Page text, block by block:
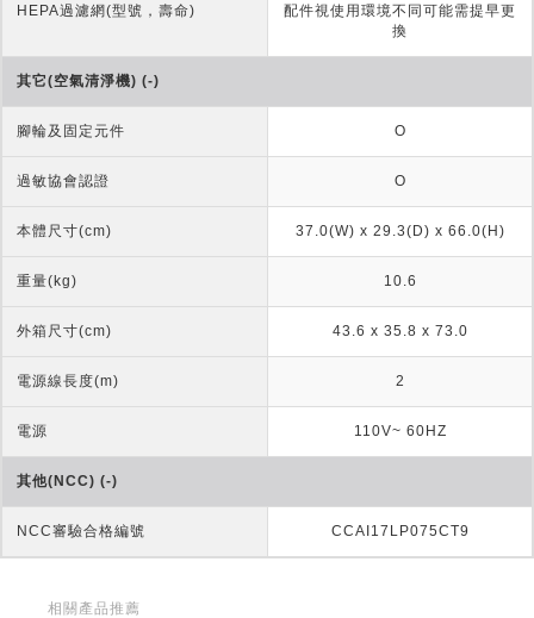
HEPA過濾網(型號，壽命)
配件視使用環境不同可能需提早更
換
其它(空氣清淨機) (-)
腳輪及固定元件 O
過敏協會認證 O
本體尺寸(cm) 37.0(W) x 29.3(D) x 66.0(H)
重量(kg) 10.6
外箱尺寸(cm) 43.6 x 35.8 x 73.0
電源線長度(m) 2
電源 110V~ 60HZ
其他(NCC) (-)
NCC審驗合格編號 CCAI17LP075CT9
相關產品推薦